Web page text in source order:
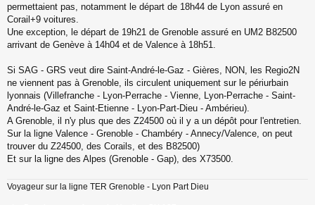
permettaient pas, notamment le départ de 18h44 de Lyon assuré en
Corail+9 voitures.
Une exception, le départ de 19h21 de Grenoble assuré en UM2 B82500
arrivant de Genève à 14h04 et de Valence à 18h51.
Si SAG - GRS veut dire Saint-André-le-Gaz - Gières, NON, les Regio2N
ne viennent pas à Grenoble, ils circulent uniquement sur le périurbain
lyonnais (Villefranche - Lyon-Perrache - Vienne, Lyon-Perrache - Saint-
André-le-Gaz et Saint-Etienne - Lyon-Part-Dieu - Ambérieu).
A Grenoble, il n'y plus que des Z24500 où il y a un dépôt pour l'entretien.
Sur la ligne Valence - Grenoble - Chambéry - Annecy/Valence, on peut
trouver du Z24500, des Corails, et des B82500)
Et sur la ligne des Alpes (Grenoble - Gap), des X73500.
Voyageur sur la ligne TER Grenoble - Lyon Part Dieu